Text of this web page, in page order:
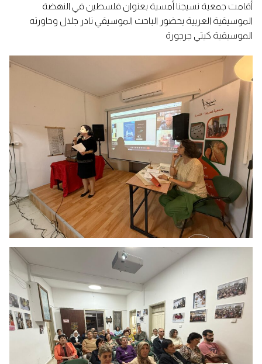
أقامت جمعية نسيجنا أمسية بعنوان فلسطين في النهضة
الموسيقية العربية بحضور الباحث الموسيقي نادر جلال وحاورته
الموسيقية كيتي جرجورة